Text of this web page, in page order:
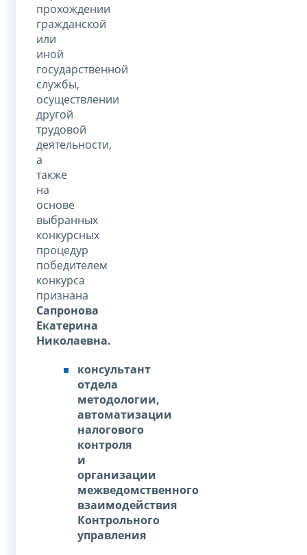
прохождении
гражданской
или
иной
государственной
службы,
осуществлении
другой
трудовой
деятельности,
а
также
на
основе
выбранных
конкурсных
процедур
победителем
конкурса
признана
Сапронова
Екатерина
Николаевна.
консультант
отдела
методологии,
автоматизации
налогового
контроля
и
организации
межведомственного
взаимодействия
Контрольного
управления